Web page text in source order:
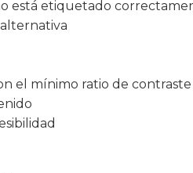
está etiquetado
el mínimo ratio de